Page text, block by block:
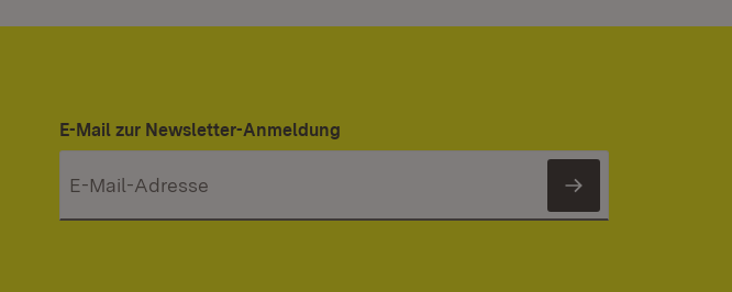
E-Mail zur Newsletter-Anmeldung
Newsletter